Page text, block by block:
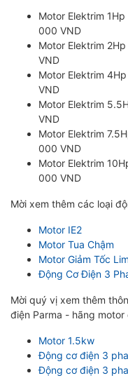
Motor Elektrim
000 VND
Motor Elektrim
VND
Motor Elektrim
VND
Motor Elektrim
VND
Motor Elektrim
000 VND
Motor Elektrim
000 VND
Mời xem thêm các loại
Motor IE2
Motor Tua Chậm
Motor Giảm Tốc
Động Cơ Điện 3
Mời quý vị xem thêm
điện Parma - hãng
Motor 1.5kw
Động cơ điện 3
Động cơ điện 3